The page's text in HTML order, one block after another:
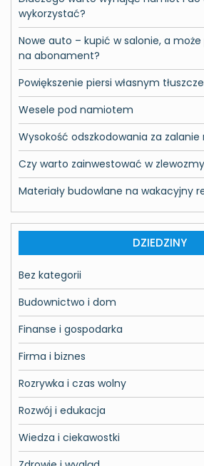
wykorzystać?
Nowe auto – kupić w salonie, a
na abonament?
Powiększenie piersi własnym
Wesele pod namiotem
Wysokość odszkodowania za zalanie
Czy warto zainwestować w
Materiały budowlane na wakacyjny
DZIEDZINY
Bez kategorii
Budownictwo i dom
Finanse i gospodarka
Firma i biznes
Rozrywka i czas wolny
Rozwój i edukacja
Wiedza i ciekawostki